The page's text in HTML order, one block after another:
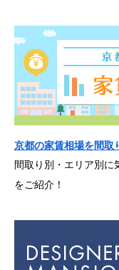
京都の家賃相場を間取
間取り別・エリア別に
をご紹介！